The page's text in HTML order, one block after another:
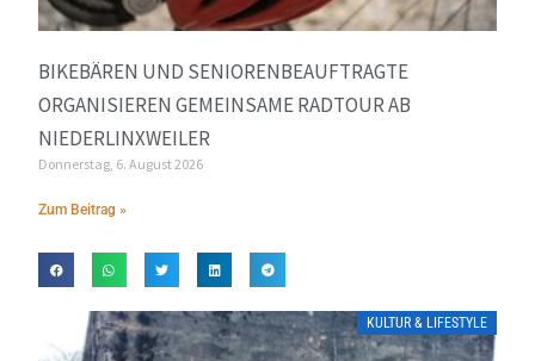
BIKEBÄREN UND SENIORENBEAUFTRAGTE
ORGANISIEREN GEMEINSAME RADTOUR AB
NIEDERLINXWEILER
Donnerstag, 6. August 2026
Zum Beitrag »
KULTUR & LIFESTYLE